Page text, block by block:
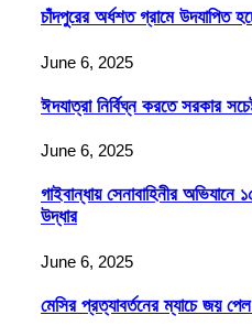
চাঁদপুরের অর্ধশত গ্রামে উদযাপিত
June 6, 2025
ঈদযাত্রা নির্বিঘ্ন করতে সরকার
June 6, 2025
গাইবান্ধায় সেনাবাহিনীর অভিযানে
উদ্ধার
June 6, 2025
মেসির প্রত্যাবর্তনের ম্যাচে জয় পেল